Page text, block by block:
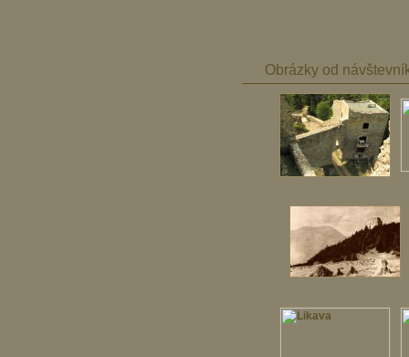
Obrázky od